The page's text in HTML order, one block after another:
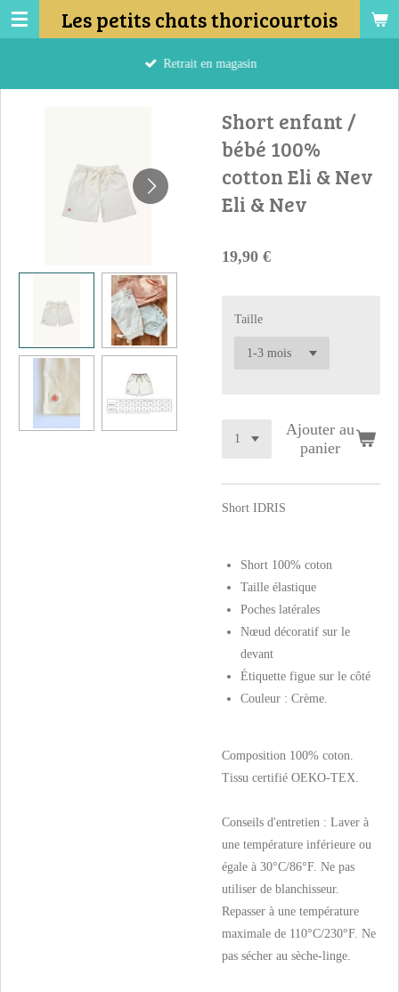
Passer
au
Les petits chats thoricourtois
Retrait en magasin
Short enfant /
bébé 100%
cotton Eli & Nev
Eli & Nev
19,90 €
Taille
Ajouter au
panier
Short IDRIS
Short 100% coton
Taille élastique
Poches latérales
Nœud décoratif sur le
devant
Étiquette figue sur le côté
Couleur : Crème.
Composition 100% coton.
Tissu certifié OEKO-TEX.
Conseils d'entretien : Laver à
une température inférieure ou
égale à 30°C/86°F. Ne pas
utiliser de blanchisseur.
Repasser à une température
maximale de 110°C/230°F. Ne
pas sécher au sèche-linge.